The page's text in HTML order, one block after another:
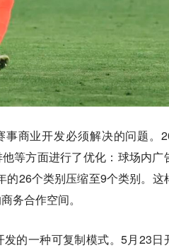
商业开发必须解决的问题。
等方面进行了优化：球场内广
的26个类别压缩至9个类别。这
务合作空间。
的一种可复制模式。5月23日